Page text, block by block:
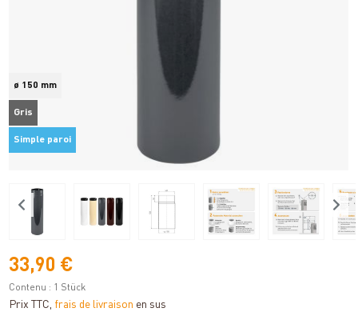
ø 150 mm
Gris
Simple paroi
33,90 €
Contenu : 1 Stück
Prix TTC, frais de livraison en sus